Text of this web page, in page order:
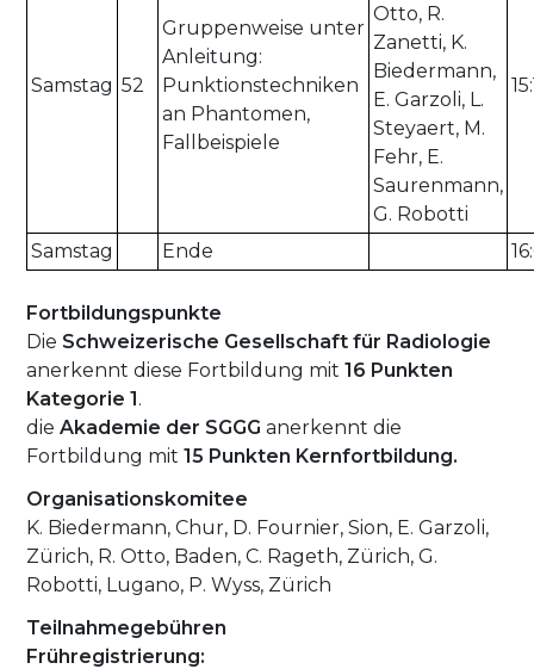
Samstag 52
Gruppenweise unter
Anleitung:
Punktionstechniken
an Phantomen,
Fallbeispiele
Otto, R.
Zanetti, K.
Biedermann,
E. Garzoli, L.
Steyaert, M.
Fehr, E.
Saurenmann,
G. Robotti
Samstag Ende
Fortbildungspunkte
Die Schweizerische Gesellschaft für Radiologie
anerkennt diese Fortbildung mit 16 Punkten
Kategorie 1.
die Akademie der SGGG anerkennt die
Fortbildung mit 15 Punkten Kernfortbildung.
Organisationskomitee
K. Biedermann, Chur, D. Fournier, Sion, E. Garzoli,
Zürich, R. Otto, Baden, C. Rageth, Zürich, G.
Robotti, Lugano, P. Wyss, Zürich
Teilnahmegebühren
Frühregistrierung: